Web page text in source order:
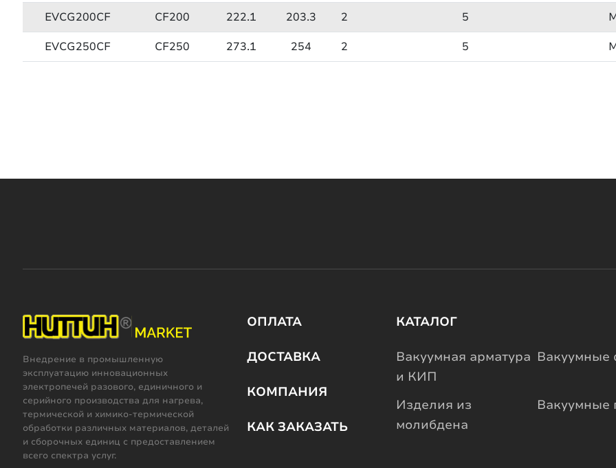
EVCG200CF
CF200 222.1 203.3 2 5
EVCG250CF
CF250 273.1 254 2 5
Внедрение в промышленную
эксплуатацию инновационных
электропечей разового, единичного и
серийного производства для нагрева,
термической и химико-термической
обработки различных материалов, деталей
и сборочных единиц с предоставлением
всего спектра услуг.
ОПЛАТА
ДОСТАВКА
КОМПАНИЯ
КАК ЗАКАЗАТЬ
КАТАЛОГ
Вакуумная арматура
и КИП
Вакуумные
Изделия из
молибдена
Вакуумные